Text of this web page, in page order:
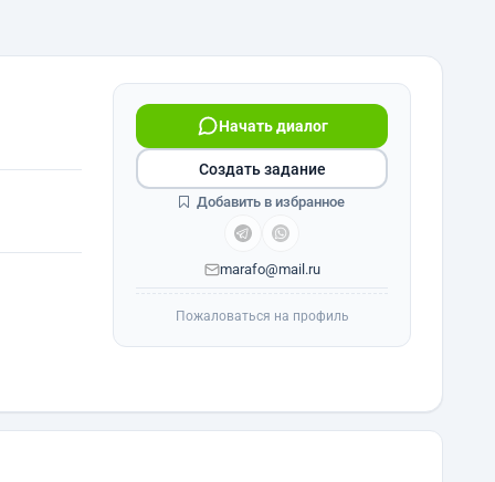
Начать диалог
marafo@mail.ru
Создать задание
Добавить в избранное
Пожаловаться на профиль